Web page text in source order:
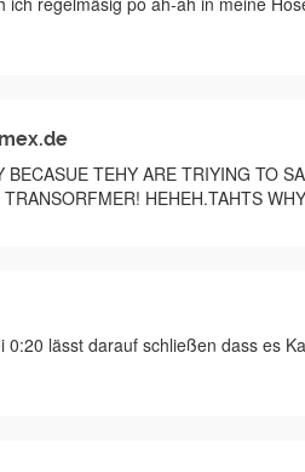
BECASUE TEHY ARE TRIYING TO
HEHEH.TAHTS
0:20 lässt darauf schließen dass es